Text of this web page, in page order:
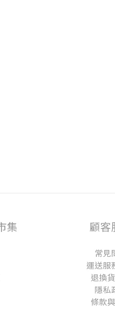
集 顧客
常見
運送服
退換
隱私
條款